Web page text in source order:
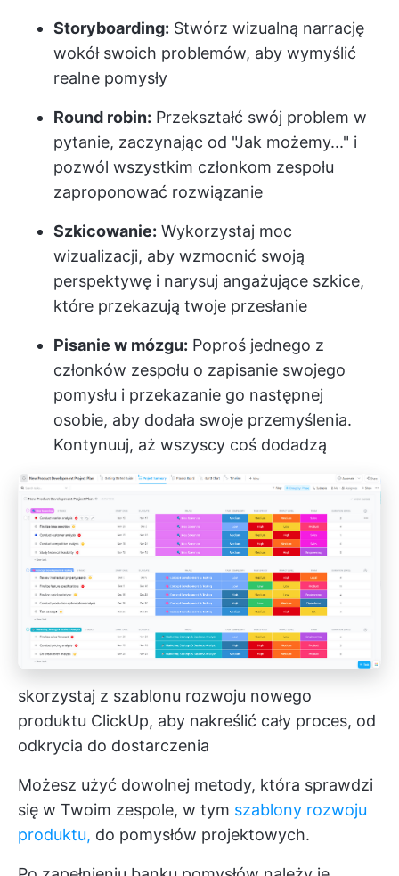
Storyboarding: Stwórz wizualną narrację
wokół swoich problemów, aby wymyślić
realne pomysły
Round robin: Przekształć swój problem w
pytanie, zaczynając od "Jak możemy..." i
pozwól wszystkim członkom zespołu
zaproponować rozwiązanie
Szkicowanie: Wykorzystaj moc
wizualizacji, aby wzmocnić swoją
perspektywę i narysuj angażujące szkice,
które przekazują twoje przesłanie
Pisanie w mózgu: Poproś jednego z
członków zespołu o zapisanie swojego
pomysłu i przekazanie go następnej
osobie, aby dodała swoje przemyślenia.
Kontynuuj, aż wszyscy coś dodadzą
skorzystaj z szablonu rozwoju nowego
produktu ClickUp, aby nakreślić cały proces, od
odkrycia do dostarczenia
Możesz użyć dowolnej metody, która sprawdzi
się w Twoim zespole, w tym szablony rozwoju
produktu, do pomysłów projektowych.